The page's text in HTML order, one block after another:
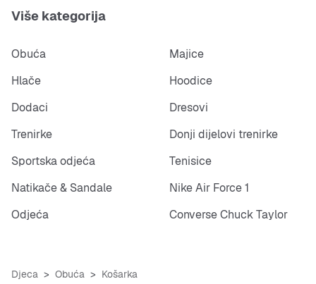
Više kategorija
Obuća
Majice
Hlače
Hoodice
Dodaci
Dresovi
Trenirke
Donji dijelovi trenirke
Sportska odjeća
Tenisice
Natikače & Sandale
Nike Air Force 1
Odjeća
Converse Chuck Taylor
Djeca Obuća Košarka